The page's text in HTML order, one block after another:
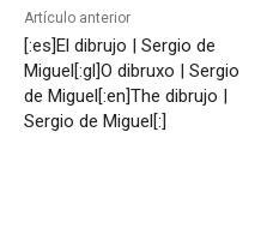
Artículo anterior
[:es]El dibrujo | Sergio de
Miguel[:gl]O dibruxo | Sergio
de Miguel[:en]The dibrujo |
Sergio de Miguel[:]